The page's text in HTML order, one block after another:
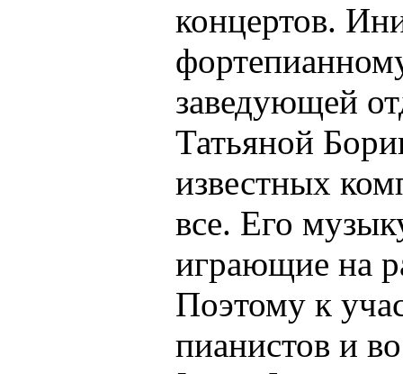
концертов.
заведующей
Татьяной
известных
все. Его
играющие на
Поэтому к
пианистов и